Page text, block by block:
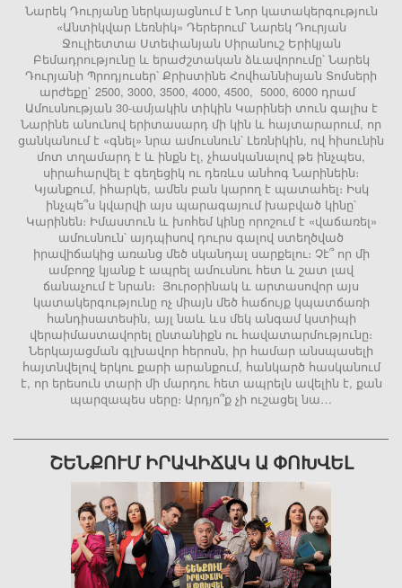
Նարեկ Դուրյանը ներկայացնում է Նոր կատակերգություն
«Անտիկվար Լեռնիկ» Դերերում՝ Նարեկ Դուրյան
Ջուլիետտա Ստեփանյան Սիրանուշ Երիկյան
Բեմադրությունը և երաժշտական ձևավորումը՝ Նարեկ
Դուրյանի Պրոդյուսեր՝ Քրիստինե Հովհաննիսյան Տոմսերի
արժեքը` 2500, 3000, 3500, 4000, 4500, 5000, 6000 դրամ
Ամուսնության 30-ամյակին տիկին Կարինեի տուն գալիս է
Նարինե անունով երիտասարդ մի կին և հայտարարում, որ
ցանկանում է «գնել» նրա ամուսնուն՝ Լեռնիկին, ով հիսունին
մոտ տղամարդ է և ինքն էլ, չհասկանալով թե ինչպես,
սիրահարվել է գեղեցիկ ու դեռևս անհոգ Նարինեին։
Կյանքում, իհարկե, ամեն բան կարող է պատահել։ Իսկ
ինչպե՞ս կվարվի այս պարագայում խաբված կինը՝
Կարինեն։ Իմաստուն և խոհեմ կինը որոշում է «վաճառել»
ամուսնուն՝ այդպիսով դուրս գալով ստեղծված
իրավիճակից առանց մեծ սկանդալ սարքելու։ Չէ՞ որ մի
ամբողջ կյանք է ապրել ամուսնու հետ և շատ լավ
ճանաչում է նրան։ Յուրօրինակ և արտասովոր այս
կատակերգությունը ոչ միայն մեծ հաճույք կպատճառի
հանդիսատեսին, այլ նաև ևս մեկ անգամ կստիպի
վերաիմաստավորել ընտանիքն ու հավատարմությունը։
Ներկայացման գլխավոր հերոսն, իր համար անսպասելի
հայտնվելով երկու քարի արանքում, հանկարծ հասկանում
է, որ երեսուն տարի մի մարդու հետ ապրելն ավելին է, քան
պարզապես սերը։ Արդյո՞ք չի ուշացել նա…
ՇԵՆՔՈՒՄ ԻՐԱՎԻՃԱԿ Ա ՓՈԽՎԵԼ